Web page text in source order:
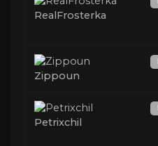
RealFrosterka
Zippoun
Petrixchil